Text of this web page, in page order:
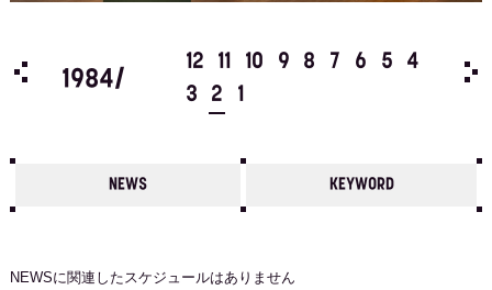
4
1984/
12 11 10 9 8 7 6 5
4
3
2 1
NEWS KEYWORD
NEWSに関連したスケジュールはありません